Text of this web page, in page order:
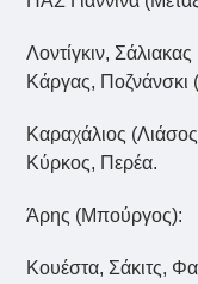
Λοντίγκιν,
Κάργας, Ποζνάνσκι
Καραχάλιος
Κύρκος, Περέα.
Άρης (Μπούργος):
Κουέστα, Σάκιτς,